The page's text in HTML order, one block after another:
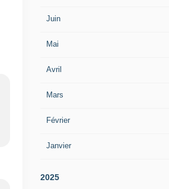
Juin
Mai
Avril
Mars
Février
Janvier
2025